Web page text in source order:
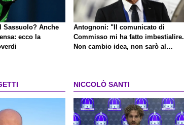
Sassuolo? Anche
ecco la
Antognoni: "Il comunicato di
Commisso mi ha fatto imbestialire.
Non cambio idea, non sarò al
NICCOLÒ SANTI